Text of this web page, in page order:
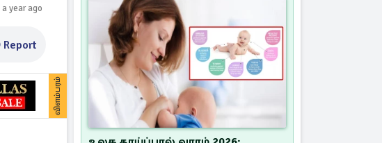
a year ago
Report
விளம்பரம்